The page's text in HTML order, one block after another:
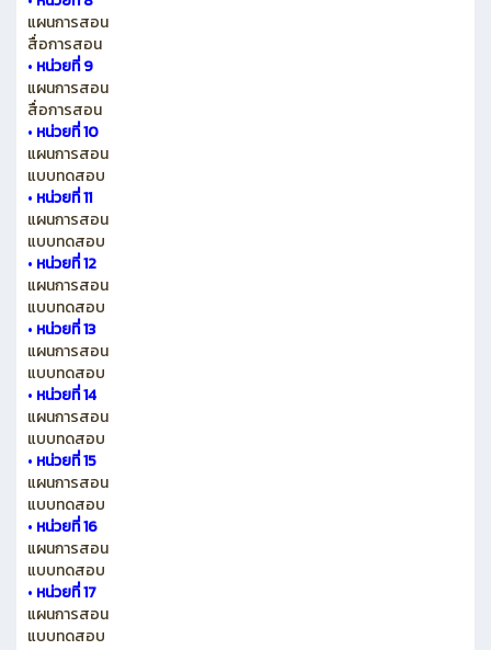
แผนการสอน
สื่อการสอน
• หน่วยที่ 9
แผนการสอน
สื่อการสอน
• หน่วยที่ 10
แผนการสอน
แบบทดสอบ
• หน่วยที่ 11
แผนการสอน
แบบทดสอบ
• หน่วยที่ 12
แผนการสอน
แบบทดสอบ
• หน่วยที่ 13
แผนการสอน
แบบทดสอบ
• หน่วยที่ 14
แผนการสอน
แบบทดสอบ
• หน่วยที่ 15
แผนการสอน
แบบทดสอบ
• หน่วยที่ 16
แผนการสอน
แบบทดสอบ
• หน่วยที่ 17
แผนการสอน
แบบทดสอบ